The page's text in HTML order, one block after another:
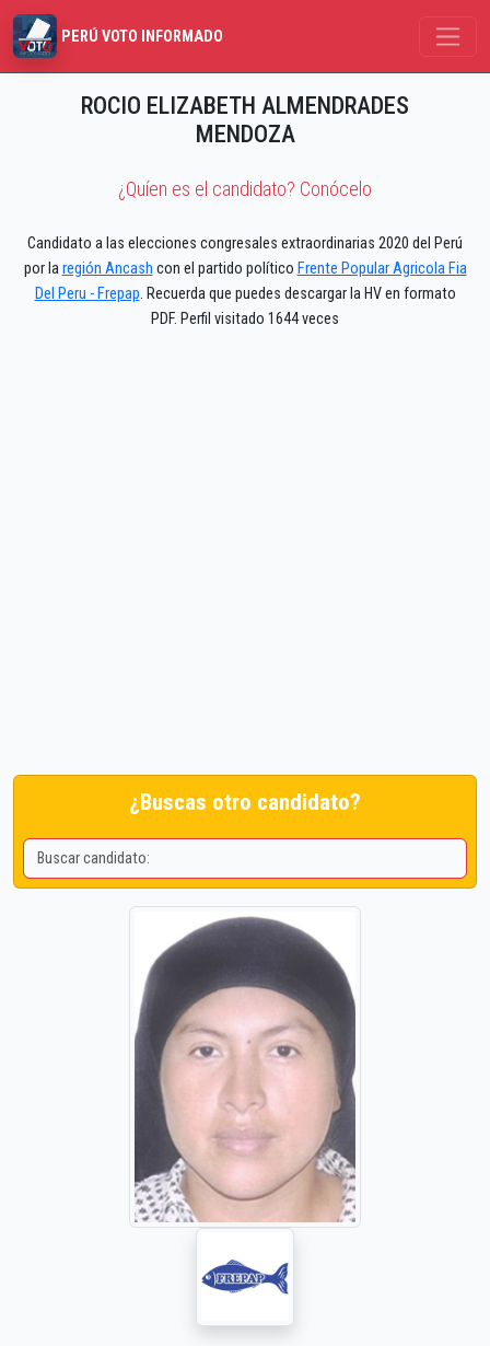
PERÚ VOTO INFORMADO
ROCIO ELIZABETH ALMENDRADES
MENDOZA
¿Quíen es el candidato? Conócelo
Candidato a las elecciones congresales extraordinarias 2020 del Perú
por laregión Ancash con el partido político Frente Popular Agricola Fia
Del Peru - Frepap. Recuerda que puedes descargar la HV en formato
PDF. Perfil visitado 1644 veces
¿Buscas otro candidato?